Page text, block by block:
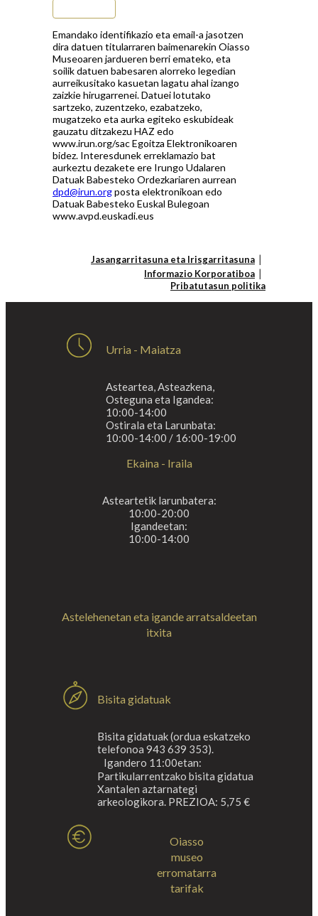
Emandako identifikazio eta email-a jasotzen
dira datuen titularraren baimenarekin Oiasso
Museoaren jardueren berri emateko, eta
soilik datuen babesaren alorreko legedian
aurreikusitako kasuetan lagatu ahal izango
zaizkie hirugarrenei. Datuei lotutako
sartzeko, zuzentzeko, ezabatzeko,
mugatzeko eta aurka egiteko eskubideak
gauzatu ditzakezu HAZ edo
www.irun.org/sac Egoitza Elektronikoaren
bidez. Interesdunek erreklamazio bat
aurkeztu dezakete ere Irungo Udalaren
Datuak Babesteko Ordezkariaren aurrean
dpd@irun.orgposta elektronikoan edo
Datuak Babesteko Euskal Bulegoan
www.avpd.euskadi.eus
Jasangarritasuna eta Irisgarritasuna
Informazio Korporatiboa
Pribatutasun politika
Urria - Maiatza
Asteartea, Asteazkena,
Osteguna eta Igandea:
10:00-14:00
Ostirala eta Larunbata:
10:00-14:00 / 16:00-19:00
Ekaina - Iraila
Asteartetik larunbatera:
10:00-20:00
Igandeetan:
10:00-14:00
Astelehenetan eta igande arratsaldeetan
itxita
Bisita gidatuak
Bisita gidatuak (ordua eskatzeko
telefonoa 943 639 353).
Igandero 11:00etan:
Partikularrentzako bisita gidatua
Xantalen aztarnategi
arkeologikora. PREZIOA: 5,75 €
Oiasso
museo
erromatarra
tarifak